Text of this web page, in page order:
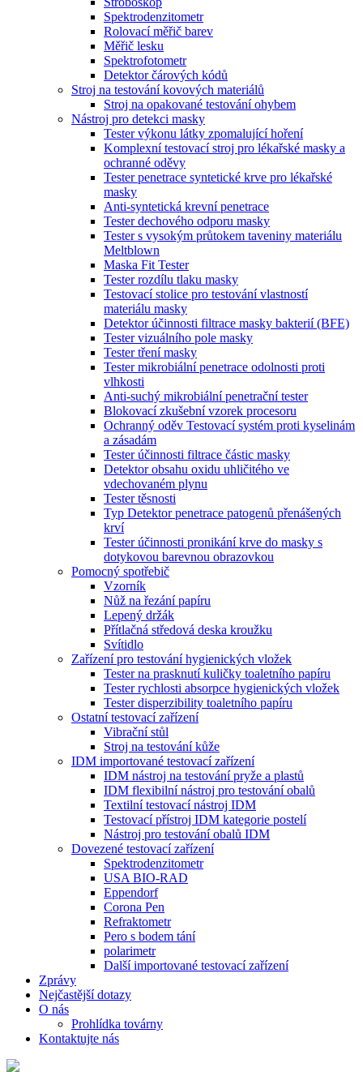
Spektrodenzitometr
Rolovací měřič barev
Měřič lesku
Spektrofotometr
Detektor čárových kódů
Stroj na testování kovových materiálů
Stroj na opakované testování ohybem
Nástroj pro detekci masky
Tester výkonu látky zpomalující hoření
Komplexní testovací stroj pro lékařské masky a
ochranné oděvy
Tester penetrace syntetické krve pro lékařské
masky
Anti-syntetická krevní penetrace
Tester dechového odporu masky
Tester s vysokým průtokem taveniny materiálu
Meltblown
Maska Fit Tester
Tester rozdílu tlaku masky
Testovací stolice pro testování vlastností
materiálu masky
Detektor účinnosti filtrace masky bakterií (BFE)
Tester vizuálního pole masky
Tester tření masky
Tester mikrobiální penetrace odolnosti proti
vlhkosti
Anti-suchý mikrobiální penetrační tester
Blokovací zkušební vzorek procesoru
Ochranný oděv Testovací systém proti kyselinám
a zásadám
Tester účinnosti filtrace částic masky
Detektor obsahu oxidu uhličitého ve
vdechovaném plynu
Tester těsnosti
Typ Detektor penetrace patogenů přenášených
krví
Tester účinnosti pronikání krve do masky s
dotykovou barevnou obrazovkou
Pomocný spotřebič
Vzorník
Nůž na řezání papíru
Lepený držák
Přítlačná středová deska kroužku
Svítidlo
Zařízení pro testování hygienických vložek
Tester na prasknutí kuličky toaletního papíru
Tester rychlosti absorpce hygienických vložek
Tester disperzibility toaletního papíru
Ostatní testovací zařízení
Vibrační stůl
Stroj na testování kůže
IDM importované testovací zařízení
IDM nástroj na testování pryže a plastů
IDM flexibilní nástroj pro testování obalů
Textilní testovací nástroj IDM
Testovací přístroj IDM kategorie postelí
Nástroj pro testování obalů IDM
Dovezené testovací zařízení
Spektrodenzitometr
USA BIO-RAD
Eppendorf
Corona Pen
Refraktometr
Pero s bodem tání
polarimetr
Další importované testovací zařízení
Zprávy
Nejčastější dotazy
O nás
Prohlídka továrny
Kontaktujte nás